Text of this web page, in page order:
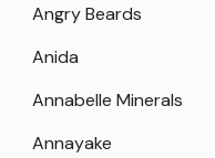
Angry Beards
Anida
Annabelle Minerals
Annayake